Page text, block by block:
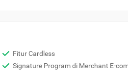
Fitur Cardless
Signature Program di Merchant E-